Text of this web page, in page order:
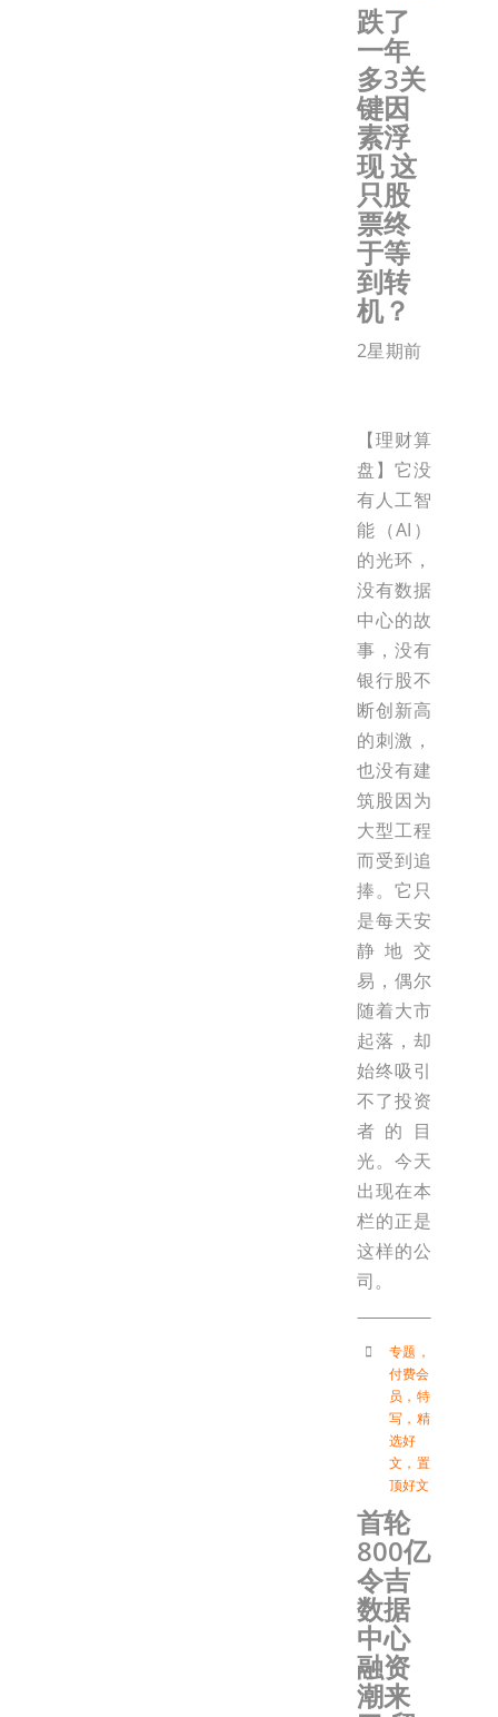
跌了
一年
多3关
键因
素浮
现 这
只股
票终
于等
到转
机？
2星期前
【理财算
盘】它没
有人工智
能（AI）
的光环，
没有数据
中心的故
事，没有
银行股不
断创新高
的刺激，
也没有建
筑股因为
大型工程
而受到追
捧。它只
是每天安
静地交
易，偶尔
随着大市
起落，却
始终吸引
不了投资
者的目
光。今天
出现在本
栏的正是
这样的公
司。
专题 ，
付费会
员 ， 特
写 ， 精
选好
文 ， 置
顶好文
首轮
800亿
令吉
数据
中心
融资
潮来